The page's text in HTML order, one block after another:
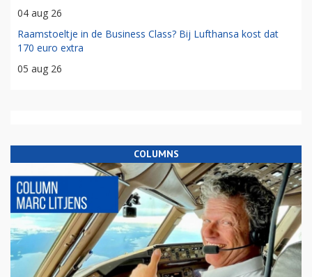
04 aug 26
Raamstoeltje in de Business Class? Bij Lufthansa kost dat
170 euro extra
05 aug 26
COLUMNS